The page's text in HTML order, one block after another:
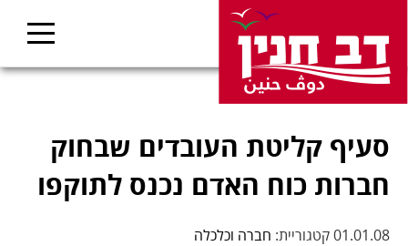
סעיף קליטת העובדים שבחוק
חברות כוח האדם נכנס לתוקפו
01.01.08 קטגוריית:
חברה וכלכלה